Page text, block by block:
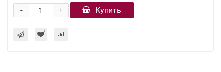
+
- Купить